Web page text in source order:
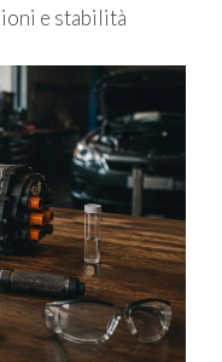
e stabilità